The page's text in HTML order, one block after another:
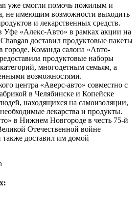
уже смогли помочь пожилым и
не имеющим возможности выходить
и лекарственных средств.
Уфе «Алекс-Авто» в рамках акции на
доставил продуктовые пакеты
Команда салона «Авто-
продуктовые наборы
многодетным семьям, а
возможностями.
центра «Аверс-авто» совместно с
в Челябинске и Копейске
находящихся на самоизоляции,
лекарства и продукты.
в Нижнем Новгороде в честь 75-й
Отечественной войне
также доставил им домой